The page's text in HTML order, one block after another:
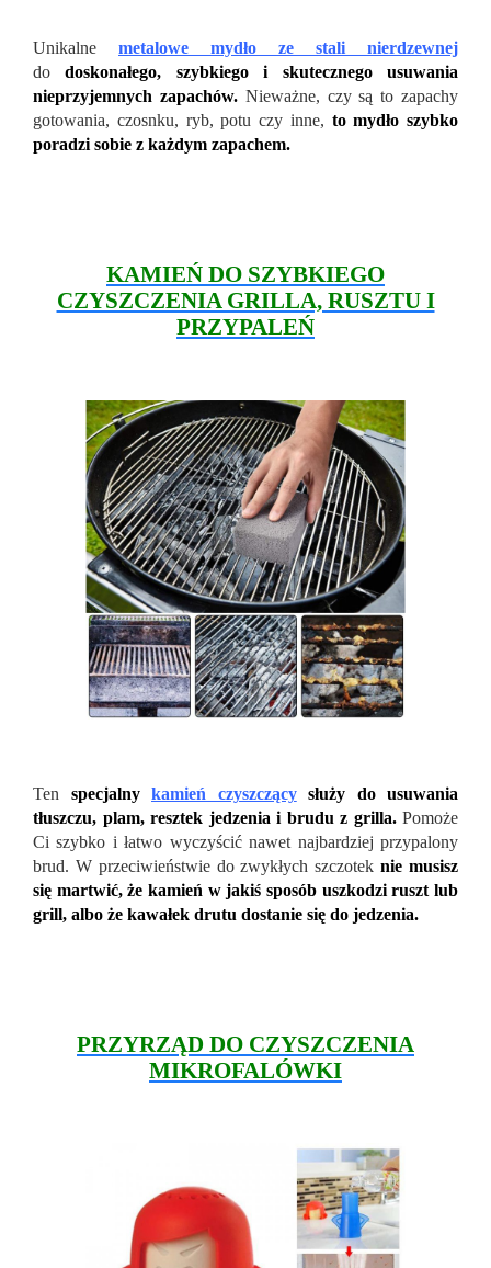
Unikalne metalowe mydło ze stali nierdzewnej
dodoskonałego, szybkiego i skutecznego usuwania
nieprzyjemnych zapachów.Nieważne, czy są to zapachy
gotowania, czosnku, ryb, potu czy inne, to mydło szybko
poradzi sobie z każdym zapachem.
KAMIEŃ DO SZYBKIEGO
CZYSZCZENIA GRILLA, RUSZTU I
PRZYPALEŃ
Ten specjalny kamień czyszczący
służy do usuwania
tłuszczu, plam, resztek jedzenia i brudu z grilla. Pomoże
Ci szybko i łatwo wyczyścić nawet najbardziej przypalony
brud. W przeciwieństwie do zwykłych szczoteknie musisz
się martwić, że kamień w jakiś sposób uszkodzi ruszt lub
grill, albo że kawałek drutu dostanie się do jedzenia.
PRZYRZĄD DO CZYSZCZENIA
MIKROFALÓWKI